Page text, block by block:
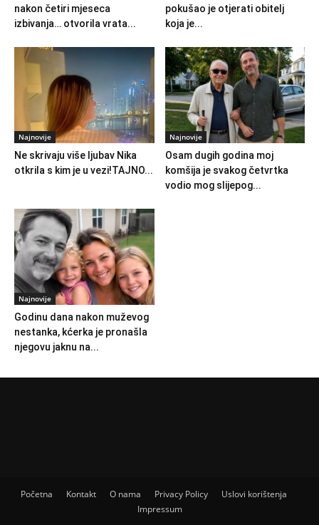
nakon četiri mjeseca
izbivanja… otvorila vrata...
pokušao je otjerati obitelj
koja je...
Najnovije
Ne skrivaju više ljubav Nika
otkrila s kim je u vezi!TAJNO...
Najnovije
Osam dugih godina moj
komšija je svakog četvrtka
vodio mog slijepog...
Najnovije
Godinu dana nakon muževog
nestanka, kćerka je pronašla
njegovu jaknu na...
Početna Kontakt O nama Privacy Policy
Uslovi korištenja
Impressum